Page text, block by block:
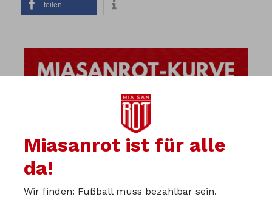
teilen
Miasanrot ist für alle
da!
Wir finden: Fußball muss bezahlbar sein.